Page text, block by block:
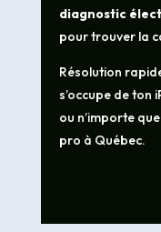
diagnostic
pour trouver la
Résolution
s’occupe de ton
ou n’importe
pro à Québec.